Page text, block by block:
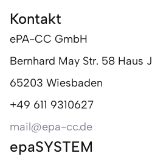
Kontakt
ePA-CC GmbH
Bernhard May Str. 58 Haus J
65203 Wiesbaden
+49 611 9310627
mail@epa-cc.de
epaSYSTEM